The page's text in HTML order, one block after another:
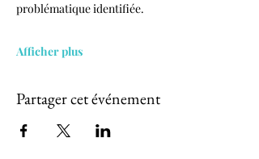
problématique identifiée.
Afficher plus
Partager cet événement